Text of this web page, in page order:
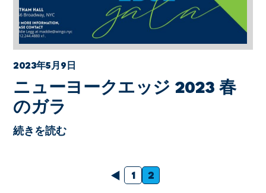
2023年5月9日
ニューヨークエッジ 2023 春
のガラ
続きを読む
前の1 2